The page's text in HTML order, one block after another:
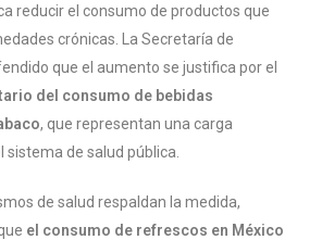
reducir el consumo de productos que
crónicas. La Secretaría de
que el aumento se justifica por el
del consumo de bebidas
, que representan una carga
sistema de salud pública.
de salud respaldan la medida,
el consumo de refrescos en México